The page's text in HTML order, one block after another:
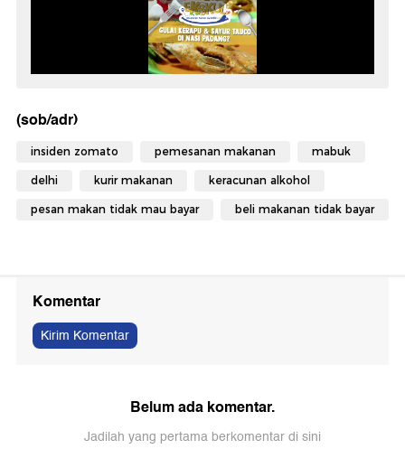
(sob/adr)
insiden zomato pemesanan makanan mabuk
delhi kurir makanan keracunan alkohol
pesan makan tidak mau bayar beli makanan tidak bayar
Komentar
Kirim Komentar
Belum ada komentar.
Jadilah yang pertama berkomentar di sini